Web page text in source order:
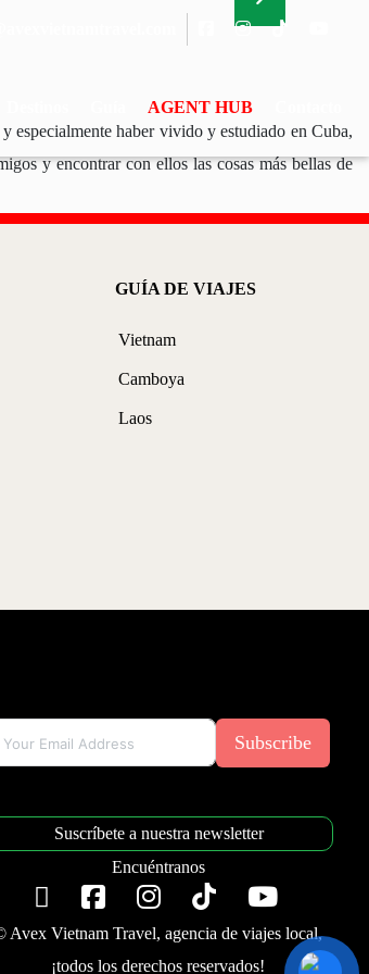
AGENT HUB
especialmente haber vivido y estudiado en Cuba,
y encontrar con ellos las cosas más bellas de
GUÍA DE VIAJES
Vietnam
Camboya
Laos
Subscribe
Suscríbete a nuestra newsletter
Encuéntranos
Avex Vietnam Travel, agencia de viajes local,
¡todos los derechos reservados!